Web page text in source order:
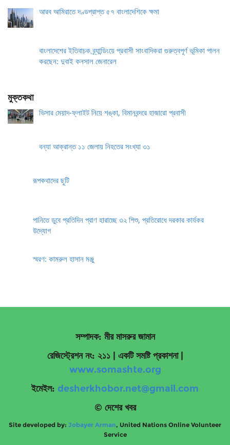
আরব আমিরাতে দণ্ডপ্রাপ্ত ৫৭ বাংলাদেশিকে ক্ষমা
বাংলাদেশের ইতিবাচক ব্র্যান্ডিংয়ে প্রবাসী সাংবাদিকরা গুরুত্বপূর্ণ ভূমিকা পালন
করছেন: দুবাই কনসাল জেনারেল
মুক্তকথা
ভিসার মেয়াদ-ফ্লাইট নিয়ে শঙ্কা, বিমানবন্দরে হাজারো প্রবাসী
বন্যা আক্রান্ত ১১ জেলায় নিহতের সংখ্যা ৩১
রূপকথাদের ছুটি
পানিতে ডুবে প্রতিদিন প্রাণ হারাচ্ছে ৩২ শিশু, প্রতিরোধে দরকার কার্যকর
উদ্যোগ
স্মরণ: কামরুল হাসান মঞ্জু
সম্পাদক: মীর মাসরুর জামান
রেজিস্ট্রেশন নং: ২১১ | একটি সমষ্টি প্রকাশনা
www.somashte.org
ইমেইল: desherkhobor.net@gmail.com
© দেশের খবর
Site developed by: Jobayer Arman, United Nations Online Volunteer
Service